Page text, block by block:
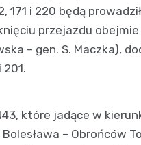
171 i 220 będą
przejazdu
– gen. S. Maczka),
które jadące w
– Obrońców